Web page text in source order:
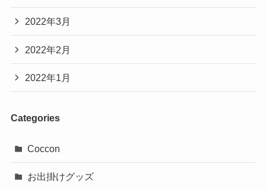
2022年3月
2022年2月
2022年1月
Categories
Coccon
お出掛けグッズ